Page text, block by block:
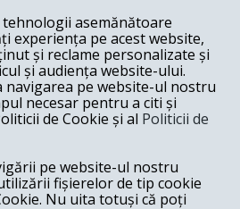
asemănătoare
experiența pe acest website,
și reclame personalizate și
și audiența website-ului.
navigarea pe website-ul nostru
necesar pentru a citi și
de Cookie și al Politicii de
pe website-ul nostru
fișierelor de tip cookie
Nu uita totuși că poți